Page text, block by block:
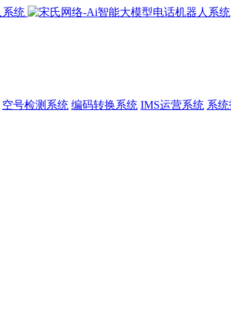
空号检测系统 编码转换系统 IMS运营系统 系